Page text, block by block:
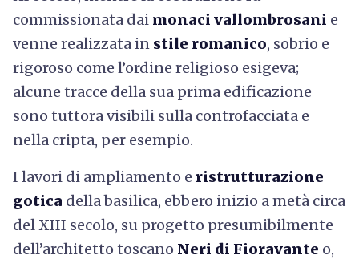
commissionata dai monaci vallombrosani e
venne realizzata in stile romanico, sobrio e
rigoroso come l’ordine religioso esigeva;
alcune tracce della sua prima edificazione
sono tuttora visibili sulla controfacciata e
nella cripta, per esempio.
I lavori di ampliamento e ristrutturazione
gotica della basilica, ebbero inizio a metà circa
del XIII secolo, su progetto presumibilmente
dell’architetto toscano Neri di Fioravante o,